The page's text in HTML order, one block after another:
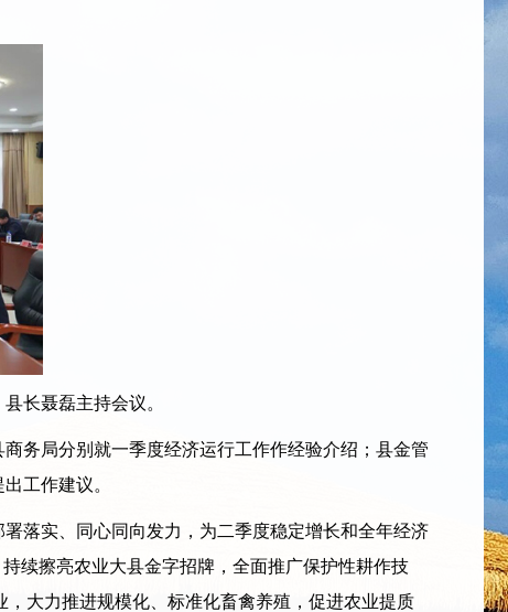
长聂磊主持会议。
务局分别就一季度经济运行工作作经验介绍；县金管
工作建议。
落实、同心同向发力，为二季度稳定增长和全年经济
续擦亮农业大县金字招牌，全面推广保护性耕作技
大力推进规模化、标准化畜禽养殖，促进农业提质